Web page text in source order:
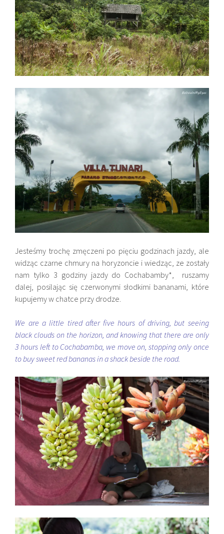
Jesteśmy trochę zmęczeni po pięciu godzinach jazdy, ale
widząc czarne chmury na horyzoncie i wiedząc, ze zostały
nam tylko 3 godziny jazdy do Cochabamby*, ruszamy
dalej, posilając się czerwonymi słodkimi bananami, które
kupujemy w chatce przy drodze.
We are a little tired after five hours of driving, but seeing
black clouds on the horizon, and knowing that there are only
3 hours left to Cochabamba, we move on, stopping only once
to buy sweet red bananas in a shack beside the road.